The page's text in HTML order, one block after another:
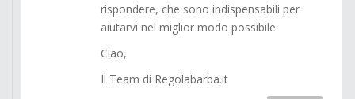
rispondere, che sono indispensabili per
aiutarvi nel miglior modo possibile.
Ciao,
Il Team di Regolabarba.it